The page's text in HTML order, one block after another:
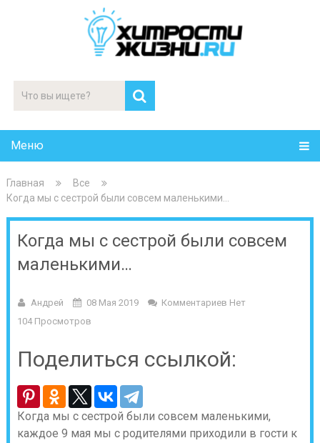
Меню
Главная
Все
Когда мы с сестрой были совсем маленькими…
Когда мы с сестрой были совсем
маленькими…
Андрей 08 Мая 2019
Комментариев Нет
104 Просмотров
Поделиться ссылкой:
Когда мы с сестрой были совсем маленькими,
каждое 9 мая мы с родителями приходили в гости к